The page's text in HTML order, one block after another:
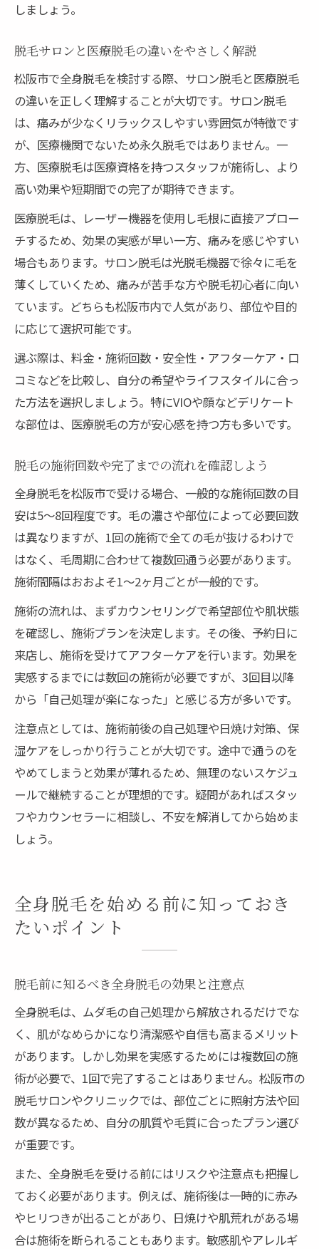
しましょう。
脱毛サロンと医療脱毛の違いをやさしく解説
松阪市で全身脱毛を検討する際、サロン脱毛と医療脱毛
の違いを正しく理解することが大切です。サロン脱毛
は、痛みが少なくリラックスしやすい雰囲気が特徴です
が、医療機関でないため永久脱毛ではありません。一
方、医療脱毛は医療資格を持つスタッフが施術し、より
高い効果や短期間での完了が期待できます。
医療脱毛は、レーザー機器を使用し毛根に直接アプロー
チするため、効果の実感が早い一方、痛みを感じやすい
場合もあります。サロン脱毛は光脱毛機器で徐々に毛を
薄くしていくため、痛みが苦手な方や脱毛初心者に向い
ています。どちらも松阪市内で人気があり、部位や目的
に応じて選択可能です。
選ぶ際は、料金・施術回数・安全性・アフターケア・口
コミなどを比較し、自分の希望やライフスタイルに合っ
た方法を選択しましょう。特にVIOや顔などデリケート
な部位は、医療脱毛の方が安心感を持つ方も多いです。
脱毛の施術回数や完了までの流れを確認しよう
全身脱毛を松阪市で受ける場合、一般的な施術回数の目
安は5〜8回程度です。毛の濃さや部位によって必要回数
は異なりますが、1回の施術で全ての毛が抜けるわけで
はなく、毛周期に合わせて複数回通う必要があります。
施術間隔はおおよそ1〜2ヶ月ごとが一般的です。
施術の流れは、まずカウンセリングで希望部位や肌状態
を確認し、施術プランを決定します。その後、予約日に
来店し、施術を受けてアフターケアを行います。効果を
実感するまでには数回の施術が必要ですが、3回目以降
から「自己処理が楽になった」と感じる方が多いです。
注意点としては、施術前後の自己処理や日焼け対策、保
湿ケアをしっかり行うことが大切です。途中で通うのを
やめてしまうと効果が薄れるため、無理のないスケジュ
ールで継続することが理想的です。疑問があればスタッ
フやカウンセラーに相談し、不安を解消してから始めま
しょう。
全身脱毛を始める前に知っておき
たいポイント
脱毛前に知るべき全身脱毛の効果と注意点
全身脱毛は、ムダ毛の自己処理から解放されるだけでな
く、肌がなめらかになり清潔感や自信も高まるメリット
があります。しかし効果を実感するためには複数回の施
術が必要で、1回で完了することはありません。松阪市の
脱毛サロンやクリニックでは、部位ごとに照射方法や回
数が異なるため、自分の肌質や毛質に合ったプラン選び
が重要です。
また、全身脱毛を受ける前にはリスクや注意点も把握し
ておく必要があります。例えば、施術後は一時的に赤み
やヒリつきが出ることがあり、日焼けや肌荒れがある場
合は施術を断られることもあります。敏感肌やアレルギ